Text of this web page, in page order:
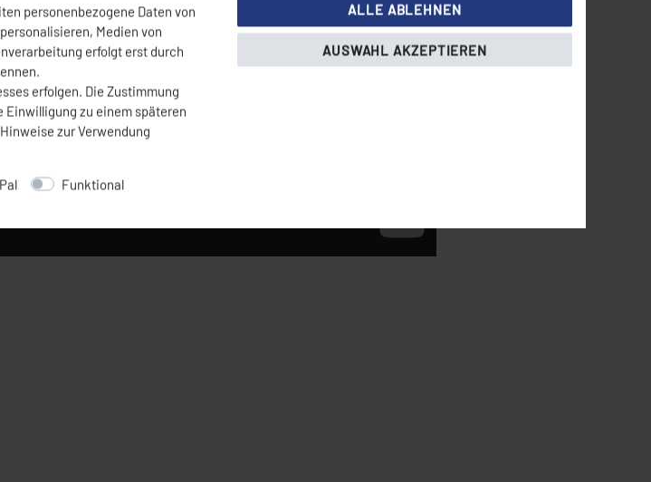
personenbezogene Daten von
Medien von
erfolgt erst durch
erfolgen. Die Zustimmung
zu einem späteren
zur Verwendung
Funktional
ALLE ABLEHNEN
AUSWAHL AKZEPTIEREN